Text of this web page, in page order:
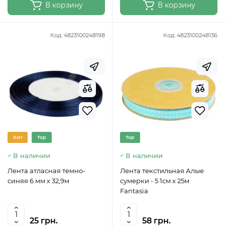
В корзину В корзину
Код: 4823100248198
Хит Top
В наличии
Лента атласная темно-
синяя 6 мм х 32,9м
25 грн.
Код: 4823100248136
Top
В наличии
Лента текстильная Алые
сумерки - 5 1см х 25м
Fantasia
58 грн.